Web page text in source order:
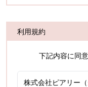
利用規約
下記内容に同
株式会社ピアリー